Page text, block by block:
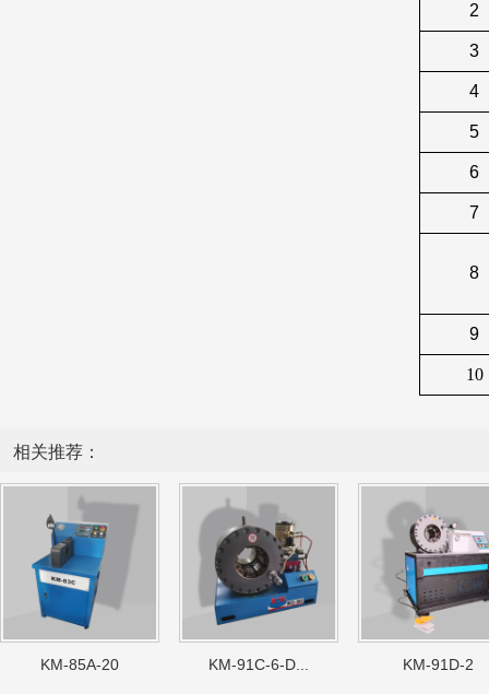
2
3
4
5
6
7
8
9
10
相关推荐：
KM-85A-20 KM-91C-6-D... KM-91D-2